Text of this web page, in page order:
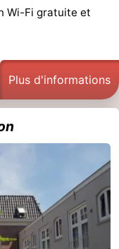
Wi-Fi gratuite et
Plus d'informations